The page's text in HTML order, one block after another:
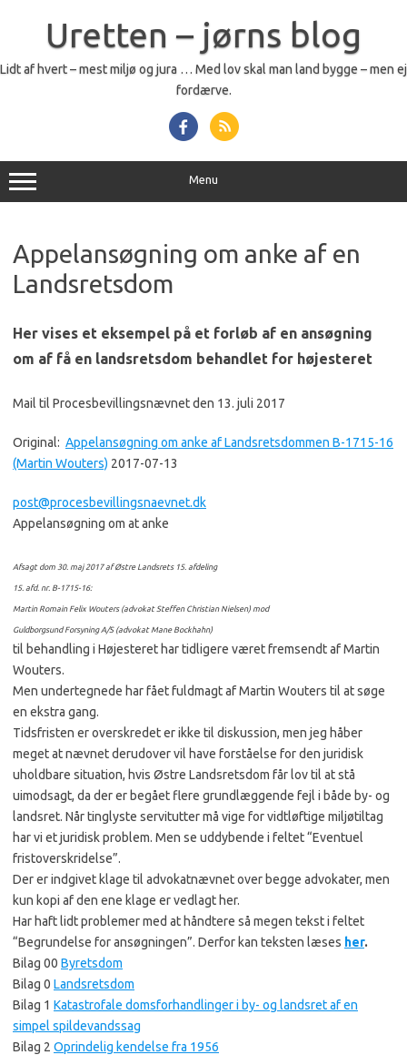
Uretten – jørns blog
Lidt af hvert – mest miljø og jura … Med lov skal man land bygge – men ej
fordærve.
Menu
Appelansøgning om anke af en
Landsretsdom
Her vises et eksempel på et forløb af en ansøgning
om af få en landsretsdom behandlet for højesteret
Mail til Procesbevillingsnævnet den 13. juli 2017
Original: Appelansøgning om anke af Landsretsdommen B-1715-16
(Martin Wouters) 2017-07-13
post@procesbevillingsnaevnet.d k
Appelansøgning ​ om at anke
Afsagt dom 30. maj 2017 af Østre Landsrets 15. afdeling
15. afd. nr. B-1715-16:
Martin Romain Felix Wouters (advokat Steffen Christian Nielsen) mod
Guldborgsund Forsyning A/S (advokat Mane Bockhahn)
​til behandling i Højesteret​ har tidligere været fremsendt af Martin
Wouters.
Men undertegnede har fået fuldmagt af Martin Wouters til at søge
en ekstra gang.
​Tidsfristen er overskredet er ikke til diskussion​, men jeg håber
meget at nævnet derudover vil have forståelse for den juridisk
uholdbare situation, hvis Østre Landsretsdom får lov til at stå
uimodsagt, da der er begået flere grundlæggende​ fejl i både by- og
landsret. Når tinglyste servitutter må vige for vidtløftige miljøtiltag
har vi et juridisk problem. Men se uddybende i feltet “Eventuel
fristoverskridelse”.
Der er indgivet klage til advokatnævnet over begge advokater, men
kun kopi af den ene klage er vedlagt her.
Har haft lidt problemer med at håndtere så megen tekst i feltet
“Begrundelse for ansøgningen”. Derfor kan teksten læses her.
Bilag 00 Byretsdom
Bilag 0 Landsretsdom
Bilag 1 Katastrofale domsforhandlinger i by- og landsret af en
simpel spildevandssag
Bilag 2 Oprindelig kendelse fra 1956